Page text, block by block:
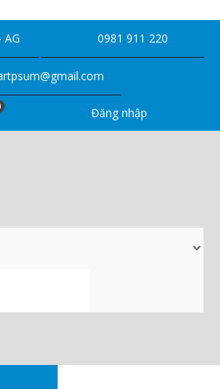
0981 911 220
Đăng nhập
SEARCH